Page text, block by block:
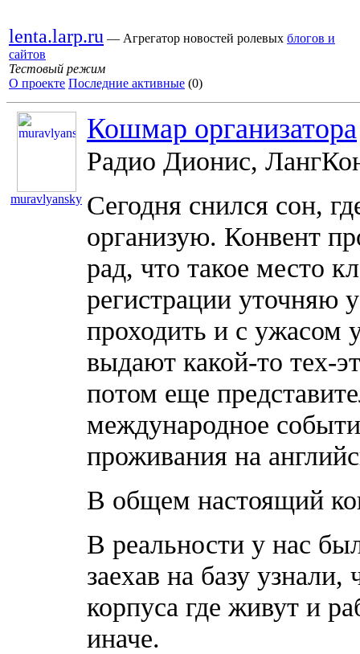
lenta.larp.ru — Агрегатор новостей ролевых блогов и
сайтов
Тестовый режим
О проекте Последние активные (0)
muravlyansky
Кошмар организатора
Радио Дионис,
Сегодня снился сон,
организую. Конвент
рад, что такое место
регистрации уточняю
проходить и с ужасом
выдают какой-то тех-
потом еще
международное
проживания на
В общем настоящий
В реальности у нас
заехав на базу
корпуса где живут и
иначе.